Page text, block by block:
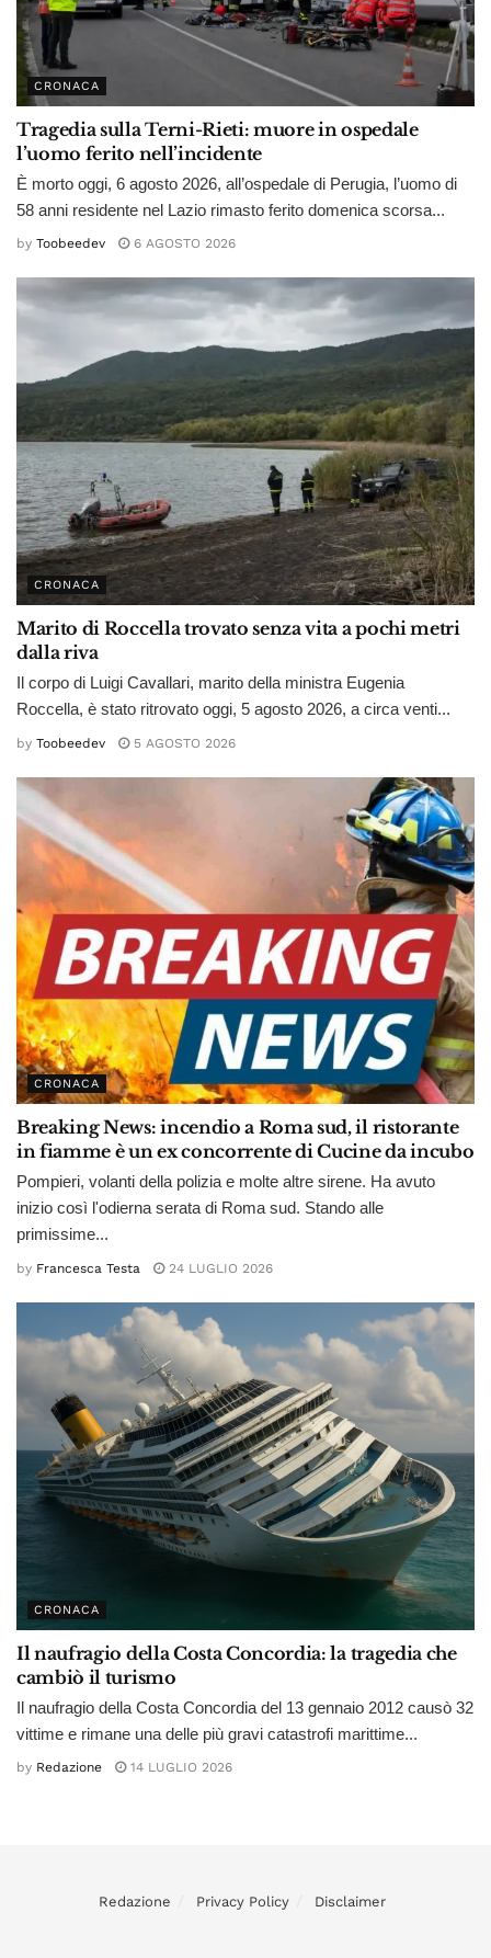
CRONACA
Tragedia sulla Terni-Rieti: muore in ospedale
l’uomo ferito nell’incidente
È morto oggi, 6 agosto 2026, all’ospedale di Perugia, l’uomo di
58 anni residente nel Lazio rimasto ferito domenica scorsa...
by Toobeedev 6 AGOSTO 2026
CRONACA
Marito di Roccella trovato senza vita a pochi metri
dalla riva
Il corpo di Luigi Cavallari, marito della ministra Eugenia
Roccella, è stato ritrovato oggi, 5 agosto 2026, a circa venti...
by Toobeedev 5 AGOSTO 2026
CRONACA
Breaking News: incendio a Roma sud, il ristorante
in fiamme è un ex concorrente di Cucine da incubo
Pompieri, volanti della polizia e molte altre sirene. Ha avuto
inizio così l'odierna serata di Roma sud. Stando alle
primissime...
by Francesca Testa 24 LUGLIO 2026
CRONACA
Il naufragio della Costa Concordia: la tragedia che
cambiò il turismo
Il naufragio della Costa Concordia del 13 gennaio 2012 causò 32
vittime e rimane una delle più gravi catastrofi marittime...
by Redazione 14 LUGLIO 2026
Redazione Privacy Policy Disclaimer